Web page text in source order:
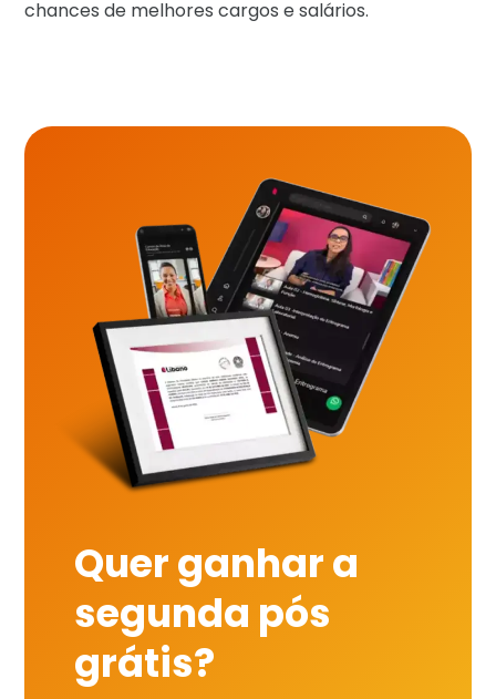
chances de melhores cargos e salários.
Quer ganhar a
segunda pós
grátis?